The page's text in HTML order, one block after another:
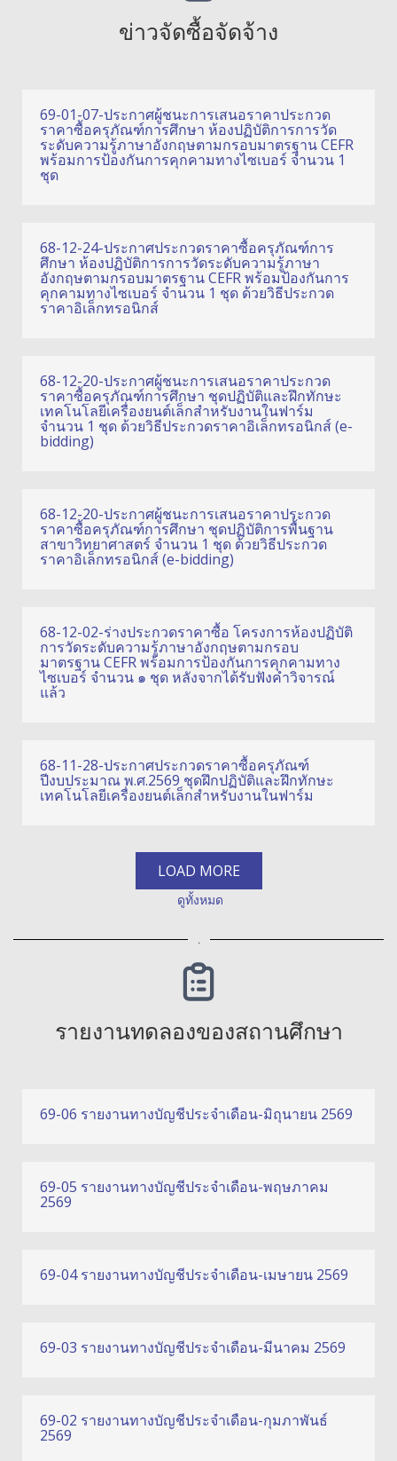
ข่าวจัดซื้อจัดจ้าง
69-01-07-ประกาศผู้ชนะการเสนอราคาประกวด
ราคาซื้อครุภัณฑ์การศึกษา ห้องปฏิบัติการการวัด
ระดับความรู้ภาษาอังกฤษตามกรอบมาตรฐาน CEFR
พร้อมการป้องกันการคุกคามทางไซเบอร์ จำนวน 1
ชุด
68-12-24-ประกาศประกวดราคาซื้อครุภัณฑ์การ
ศึกษา ห้องปฏิบัติการการวัดระดับความรู้ภาษา
อังกฤษตามกรอบมาตรฐาน CEFR พร้อมป้องกันการ
คุกคามทางไซเบอร์ จำนวน 1 ชุด ด้วยวิธีประกวด
ราคาอิเล็กทรอนิกส์
68-12-20-ประกาศผู้ชนะการเสนอราคาประกวด
ราคาซื้อครุภัณฑ์การศึกษา ชุดปฏิบัติและฝึกทักษะ
เทคโนโลยีเครื่องยนต์เล็กสำหรับงานในฟาร์ม
จำนวน 1 ชุด ด้วยวิธีประกวดราคาอิเล็กทรอนิกส์ (e-
bidding)
68-12-20-ประกาศผู้ชนะการเสนอราคาประกวด
ราคาซื้อครุภัณฑ์การศึกษา ชุดปฏิบัติการพื้นฐาน
สาขาวิทยาศาสตร์ จำนวน 1 ชุด ด้วยวิธีประกวด
ราคาอิเล็กทรอนิกส์ (e-bidding)
68-12-02-ร่างประกวดราคาซื้อ โครงการห้องปฏิบัติ
การวัดระดับความรู้ภาษาอังกฤษตามกรอบ
มาตรฐาน CEFR พร้อมการป้องกันการคุกคามทาง
ไซเบอร์ จำนวน ๑ ชุด หลังจากได้รับฟังคำวิจารณ์
แล้ว
68-11-28-ประกาศประกวดราคาซื้อครุภัณฑ์
ปีงบประมาณ พ.ศ.2569 ชุดฝึกปฏิบัติและฝึกทักษะ
เทคโนโลยีเครื่องยนต์เล็กสำหรับงานในฟาร์ม
LOAD MORE
ดูทั้งหมด
รายงานทดลองของสถานศึกษา
69-06 รายงานทางบัญชีประจำเดือน-มิถุนายน 2569
69-05 รายงานทางบัญชีประจำเดือน-พฤษภาคม
2569
69-04 รายงานทางบัญชีประจำเดือน-เมษายน 2569
69-03 รายงานทางบัญชีประจำเดือน-มีนาคม 2569
69-02 รายงานทางบัญชีประจำเดือน-กุมภาพันธ์
2569